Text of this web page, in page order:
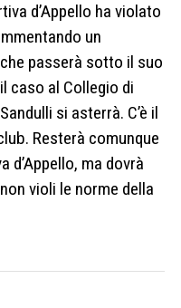
d’Appello ha violato
un
passerà sotto il suo
caso al Collegio di
si asterrà. C’è il
Resterà comunque
d’Appello, ma dovrà
violi le norme della